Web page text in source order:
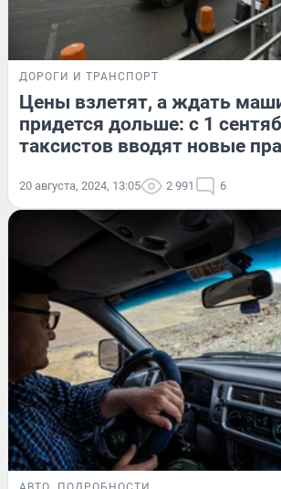
ДОРОГИ И ТРАНСПОРТ
Цены взлетят, а ждать
придется дольше: с 1
таксистов вводят новые
20 августа, 2024, 13:05 2 991 6